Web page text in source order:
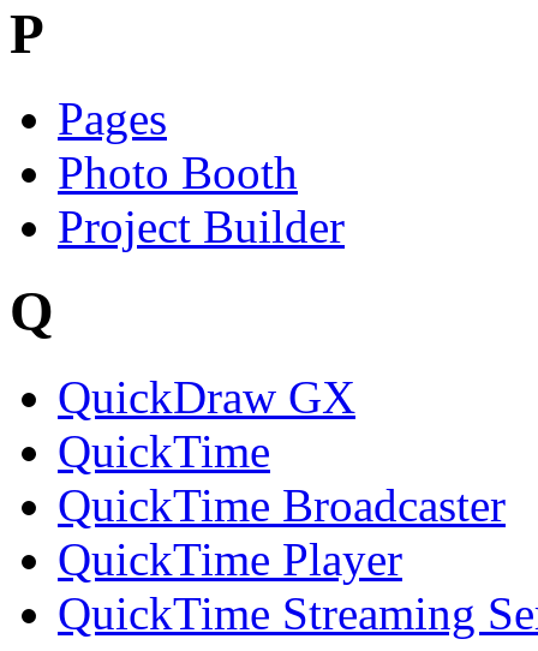
P
Pages
Photo Booth
Project Builder
Q
QuickDraw GX
QuickTime
QuickTime Broadcaster
QuickTime Player
QuickTime Streaming